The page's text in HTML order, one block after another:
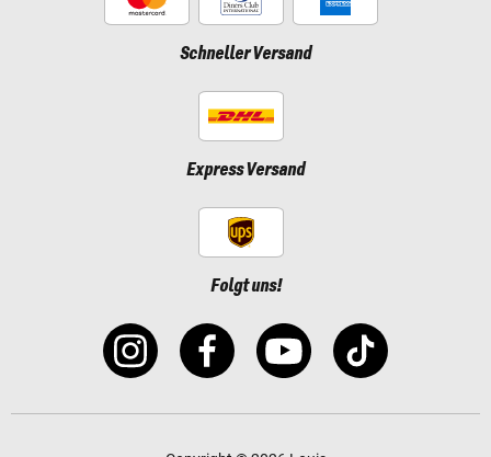
Schneller Versand
Express Versand
Folgt uns!